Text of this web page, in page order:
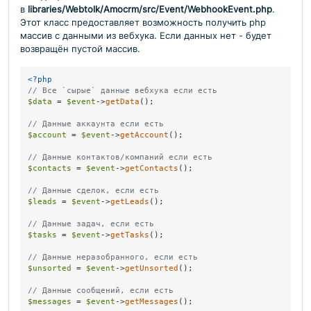
в libraries/Webtolk/Amocrm/src/Event/WebhookEvent.php.
Этот класс предоставляет возможность получить php
массив с данными из вебхука. Если данных нет - будет
возвращён пустой массив.
<?php
// Все `сырые` данные вебхука если есть
$data = $event ->getData ();
// Данные аккаунта если есть
$account = $event ->getAccount ();
// Данные контактов/компаний если есть
$contacts = $event ->getContacts ();
// Данные сделок, если есть
$leads = $event ->getLeads ();
// Данные задач, если есть
$tasks = $event ->getTasks ();
// Данные неразобранного, если есть
$unsorted
= $event ->getUnsorted ();
// Данные сообщений, если есть
$messages = $event ->getMessages ();